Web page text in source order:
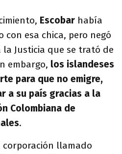
Escobar había
con esa chica, pero negó
Justicia que se trató de
embargo, los islandeses
para que no emigre,
a su país gracias a la
Colombiana de
.
llamado